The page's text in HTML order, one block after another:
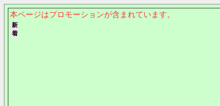
本ページはプロモーションが含まれています。